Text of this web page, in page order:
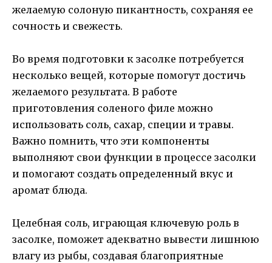
желаемую солоную пикантность, сохраняя ее
сочность и свежесть.
Во время подготовки к засолке потребуется
несколько вещей, которые помогут достичь
желаемого результата. В работе
приготовления соленого филе можно
использовать соль, сахар, специи и травы.
Важно помнить, что эти компоненты
выполняют свои функции в процессе засолки
и помогают создать определенный вкус и
аромат блюда.
Целебная соль, играющая ключевую роль в
засолке, поможет адекватно вывести лишнюю
влагу из рыбы, создавая благоприятные